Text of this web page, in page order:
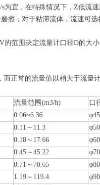
宜，在特殊情况下，Z低流
擦；对于粘滞流体，流速可
范围决定流量计口径D的大小
正常的流量值以稍大于流量
流量范围(m3/h) 口
0.06~6.36
0.11～11.3
0.18～17.66
0.45～45.22
0.71～70.65
1.19～119.4